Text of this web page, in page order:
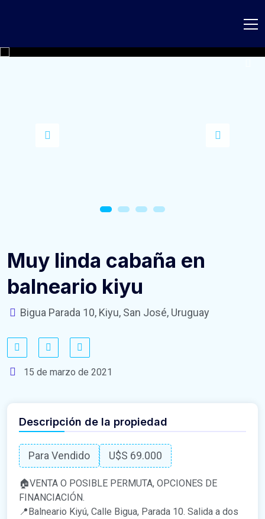
Muy linda cabaña en
balneario kiyu
Bigua Parada 10, Kiyu, San José, Uruguay
15 de marzo de 2021
Descripción de la propiedad
Para Vendido U$S 69.000
🏠VENTA O POSIBLE PERMUTA, OPCIONES DE
FINANCIACIÓN.
📍Balneario Kiyú, Calle Bigua, Parada 10. Salida a dos